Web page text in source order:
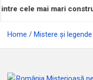
construcții militare
Home Mistere și